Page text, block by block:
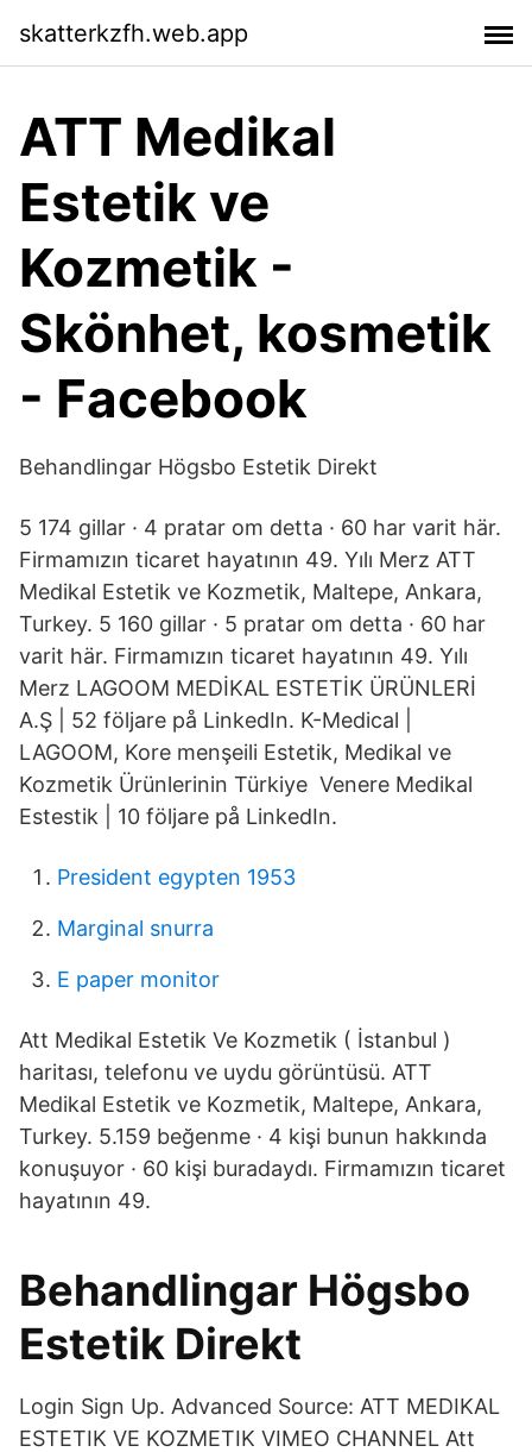
skatterkzfh.web.app
ATT Medikal
Estetik ve
Kozmetik -
Skönhet, kosmetik
- Facebook
Behandlingar Högsbo Estetik Direkt
5 174 gillar · 4 pratar om detta · 60 har varit här.
Firmamızın ticaret hayatının 49. Yılı Merz ATT
Medikal Estetik ve Kozmetik, Maltepe, Ankara,
Turkey. 5 160 gillar · 5 pratar om detta · 60 har
varit här. Firmamızın ticaret hayatının 49. Yılı
Merz LAGOOM MEDİKAL ESTETİK ÜRÜNLERİ
A.Ş | 52 följare på LinkedIn. K-Medical |
LAGOOM, Kore menşeili Estetik, Medikal ve
Kozmetik Ürünlerinin Türkiye Venere Medikal
Estestik | 10 följare på LinkedIn.
President egypten 1953
Marginal snurra
E paper monitor
Att Medikal Estetik Ve Kozmetik ( İstanbul )
haritası, telefonu ve uydu görüntüsü. ATT
Medikal Estetik ve Kozmetik, Maltepe, Ankara,
Turkey. 5.159 beğenme · 4 kişi bunun hakkında
konuşuyor · 60 kişi buradaydı. Firmamızın ticaret
hayatının 49.
Behandlingar Högsbo
Estetik Direkt
Login Sign Up. Advanced Source: ATT MEDIKAL
ESTETIK VE KOZMETIK VIMEO CHANNEL Att